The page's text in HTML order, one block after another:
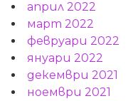
април 2022
март 2022
февруари 2022
януари 2022
декември 2021
ноември 2021